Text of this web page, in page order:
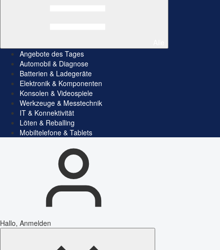
Angebote des Tages
Automobil & Diagnose
Batterien & Ladegeräte
Elektronik & Komponenten
Konsolen & Videospiele
Werkzeuge & Messtechnik
IT & Konnektivität
Löten & Reballing
Mobiltelefone & Tablets
Hallo, Anmelden